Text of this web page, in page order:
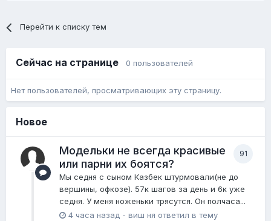
Перейти к списку тем
Сейчас на странице 0 пользователей
Нет пользователей, просматривающих эту страницу.
Новое
91
Модельки не всегда красивые
или парни их боятся?
Мы седня с сыном Казбек штурмовали(не до
вершины, офкозе). 57к шагов за день и 6к уже
седня. У меня ноженьки трясутся. Он полчаса...
4 часа назад - виш ня ответил в тему